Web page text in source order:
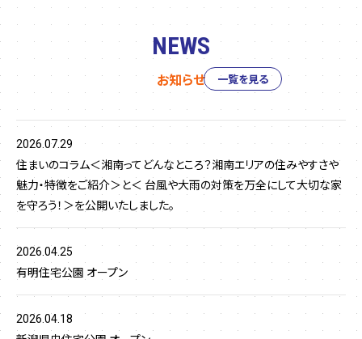
NEWS
お知らせ
2026.07.29
住まいのコラム＜湘南ってどんなところ？湘南エリアの住みやすさや
魅力・特徴をご紹介＞と＜ 台風や大雨の対策を万全にして大切な家
を守ろう！＞を公開いたしました。
2026.04.25
有明住宅公園 オープン
2026.04.18
一覧を見る